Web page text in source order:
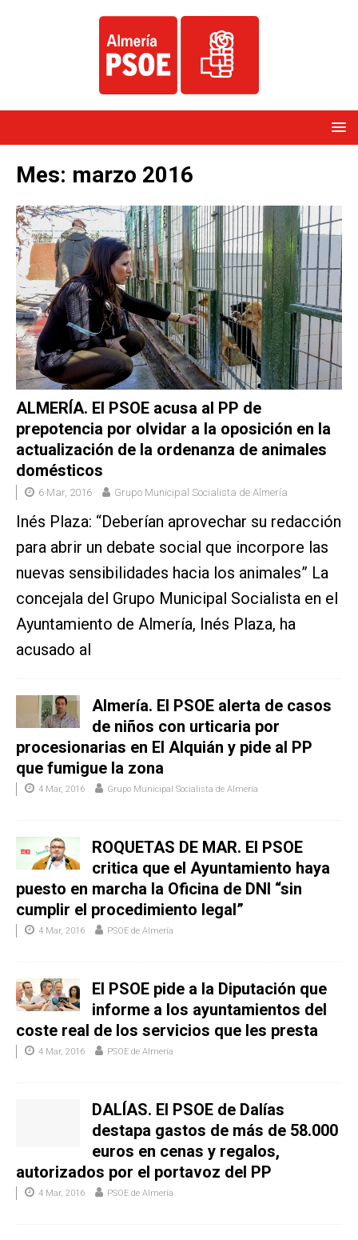
Mes: marzo 2016
ALMERÍA. El PSOE acusa al PP de
prepotencia por olvidar a la oposición en la
actualización de la ordenanza de animales
domésticos
6 Mar, 2016 Grupo Municipal Socialista de Almería
Inés Plaza: “Deberían aprovechar su redacción
para abrir un debate social que incorpore las
nuevas sensibilidades hacia los animales” La
concejala del Grupo Municipal Socialista en el
Ayuntamiento de Almería, Inés Plaza, ha
acusado al
Almería. El PSOE alerta de casos
de niños con urticaria por
procesionarias en El Alquián y pide al PP
que fumigue la zona
4 Mar, 2016 Grupo Municipal Socialista de Almería
ROQUETAS DE MAR. El PSOE
critica que el Ayuntamiento haya
puesto en marcha la Oficina de DNI “sin
cumplir el procedimiento legal”
4 Mar, 2016 PSOE de Almería
El PSOE pide a la Diputación que
informe a los ayuntamientos del
coste real de los servicios que les presta
4 Mar, 2016 PSOE de Almería
DALÍAS. El PSOE de Dalías
destapa gastos de más de 58.000
euros en cenas y regalos,
autorizados por el portavoz del PP
4 Mar, 2016 PSOE de Almería